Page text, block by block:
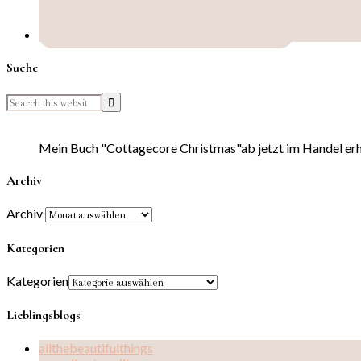
Suche
Mein Buch "Cottagecore Christmas"ab jetzt im Handel
Archiv
Archiv
Kategorien
Kategorien
Lieblingsblogs
allthebeautifulthings